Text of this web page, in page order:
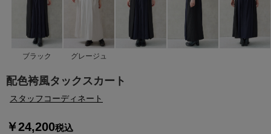
ブラック グレージュ
配色袴風タックスカート
スタッフコーディネート
￥24,200税込